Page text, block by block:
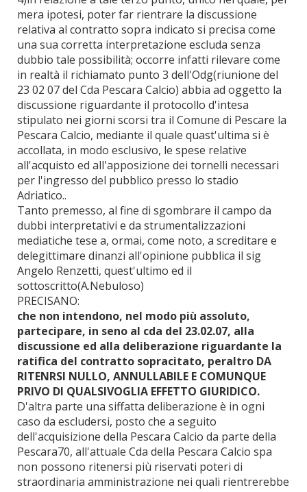
mera ipotesi, poter far rientrare la discussione
relativa al contratto sopra indicato si precisa come
una sua corretta interpretazione escluda senza
dubbio tale possibilità; occorre infatti rilevare come
in realtà il richiamato punto 3 dell'Odg(riunione del
23 02 07 del Cda Pescara Calcio) abbia ad oggetto la
discussione riguardante il protocollo d'intesa
stipulato nei giorni scorsi tra il Comune di Pescare la
Pescara Calcio, mediante il quale quast'ultima si è
accollata, in modo esclusivo, le spese relative
all'acquisto ed all'apposizione dei tornelli necessari
per l'ingresso del pubblico presso lo stadio
Adriatico..
Tanto premesso, al fine di sgombrare il campo da
dubbi interpretativi e da strumentalizzazioni
mediatiche tese a, ormai, come noto, a screditare e
delegittimare dinanzi all'opinione pubblica il sig
Angelo Renzetti, quest'ultimo ed il
sottoscritto(A.Nebuloso)
PRECISANO:
che non intendono, nel modo più assoluto,
partecipare, in seno al cda del 23.02.07, alla
discussione ed alla deliberazione riguardante la
ratifica del contratto sopracitato, peraltro DA
RITENRSI NULLO, ANNULLABILE E COMUNQUE
PRIVO DI QUALSIVOGLIA EFFETTO GIURIDICO.
D'altra parte una siffatta deliberazione è in ogni
caso da escludersi, posto che a seguito
dell'acquisizione della Pescara Calcio da parte della
Pescara70, all'attuale Cda della Pescara Calcio spa
non possono ritenersi più riservati poteri di
straordinaria amministrazione nei quali rientrerebbe